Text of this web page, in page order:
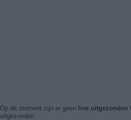
Op dit moment zijn er geen live
uitgezonden.